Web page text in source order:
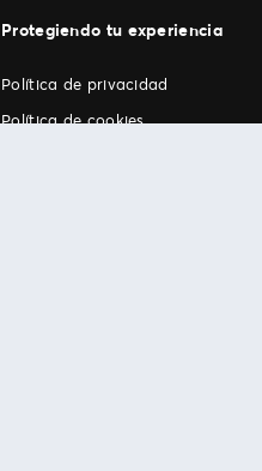
Protegiendo tu experiencia
Política de privacidad
Política de cookies